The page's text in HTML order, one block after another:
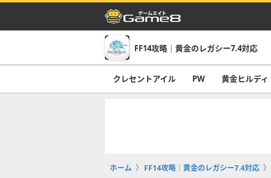
FF14攻略｜黄金のレガシー7.4対応
クレセントアイル PW 黄金ヒルディ
ホーム FF14攻略｜黄金のレガシー7.4対応